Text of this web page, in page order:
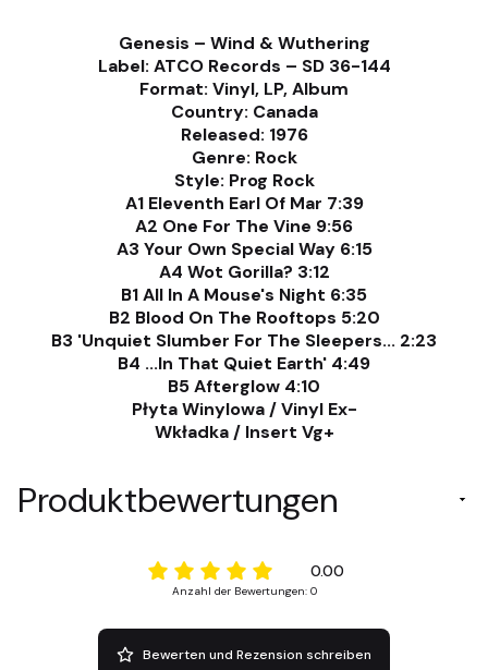
Genesis – Wind & Wuthering
Label: ATCO Records – SD 36-144
Format: Vinyl, LP, Album
Country: Canada
Released: 1976
Genre: Rock
Style: Prog Rock
A1 Eleventh Earl Of Mar 7:39
A2 One For The Vine 9:56
A3 Your Own Special Way 6:15
A4 Wot Gorilla? 3:12
B1 All In A Mouse's Night 6:35
B2 Blood On The Rooftops 5:20
B3 'Unquiet Slumber For The Sleepers... 2:23
B4 ...In That Quiet Earth' 4:49
B5 Afterglow 4:10
Płyta Winylowa / Vinyl Ex-
Wkładka / Insert Vg+
Produktbewertungen
0.00
Anzahl der Bewertungen: 0
Bewerten und Rezension schreiben